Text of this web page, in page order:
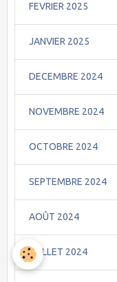
FEVRIER 2025
JANVIER 2025
DECEMBRE 2024
NOVEMBRE 2024
OCTOBRE 2024
SEPTEMBRE 2024
AOÛT 2024
JUILLET 2024